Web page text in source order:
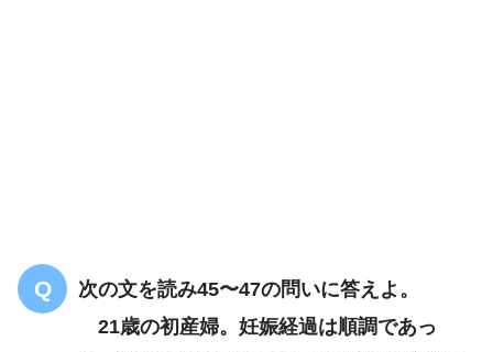
血圧132/80mmHg
次の文を読み45〜47の問いに答えよ。
21歳の初産婦。妊娠経過は順調であっ